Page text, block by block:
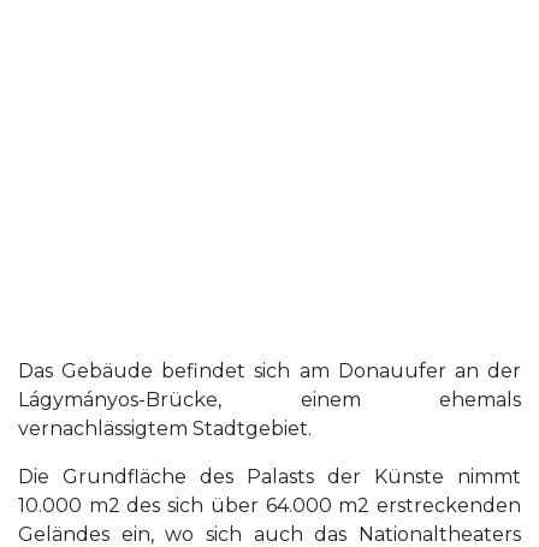
Das Gebäude befindet sich am Donauufer an der
Lágymányos-Brücke, einem ehemals
vernachlässigtem Stadtgebiet.
Die Grundfläche des Palasts der Künste nimmt
10.000 m2 des sich über 64.000 m2 erstreckenden
Geländes ein, wo sich auch das Nationaltheaters